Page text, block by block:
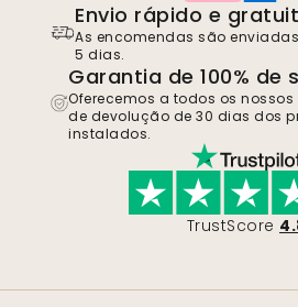
Envio rápido e
As encomendas são
5 dias.
Garantia de 100% de
Oferecemos a todos os
de devolução de 30 dias dos
instalados.
TrustScore